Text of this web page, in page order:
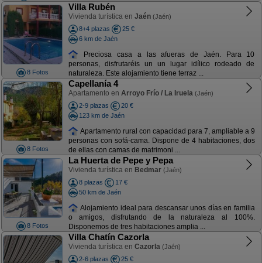
8 Fotos
Villa Rubén
Vivienda turística en Jaén (Jaén)
8+4 plazas
25 €
6 km de Jaén
Preciosa casa a las afueras de Jaén. Para 10
personas, disfrutaréis un un lugar idílico rodeado de
naturaleza. Este alojamiento tiene terraz ...
8 Fotos
Capellanía 4
Apartamento en Arroyo Frío / La Iruela (Jaén)
2-9 plazas
20 €
123 km de Jaén
Apartamento rural con capacidad para 7, ampliable a 9
personas con sofá-cama. Dispone de 4 habitaciones, dos
de ellas con camas de matrimoni ...
8 Fotos
La Huerta de Pepe y Pepa
Vivienda turística en Bedmar (Jaén)
8 plazas
17 €
50 km de Jaén
Alojamiento ideal para descansar unos días en familia
o amigos, disfrutando de la naturaleza al 100%.
Disponemos de tres habitaciones amplia ...
Villa Chatín Cazorla
Vivienda turística en Cazorla (Jaén)
2-6 plazas
25 €